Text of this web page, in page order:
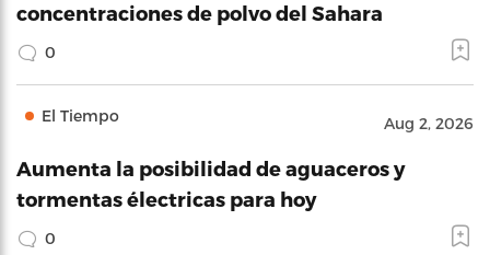
concentraciones de polvo del Sahara
0
El Tiempo Aug 2, 2026
Aumenta la posibilidad de aguaceros y
tormentas électricas para hoy
0